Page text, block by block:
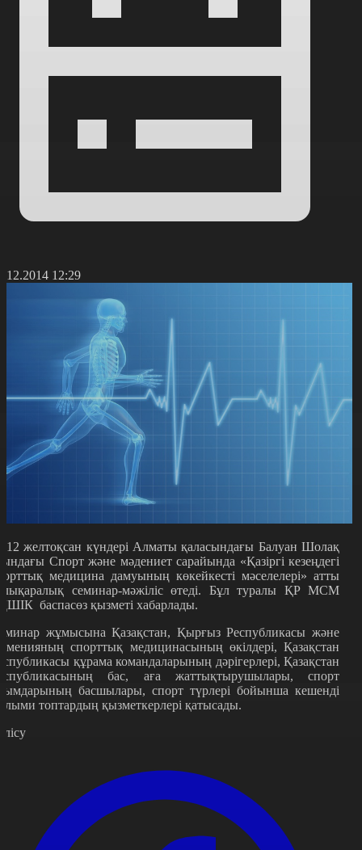
12:29
12 желтоқсан күндері Алматы қаласындағы Балуан Шолақ
Cпорт және мәдениет сарайында «Қазіргі кезеңдегі
медицина дамуының көкейкесті мәселелері» атты
семинар-мәжіліс өтеді. Бұл туралы ҚР МСМ
баспасөз қызметі хабарлады.
жұмысына Қазақстан, Қырғыз Республикасы және
спорттық медицинасының өкілдері, Қазақстан
құрама командаларының дәрігерлері, Қазақстан
бас, аға жаттықтырушылары, спорт
басшылары, спорт түрлері бойынша кешенді
топтардың қызметкерлері қатысады.